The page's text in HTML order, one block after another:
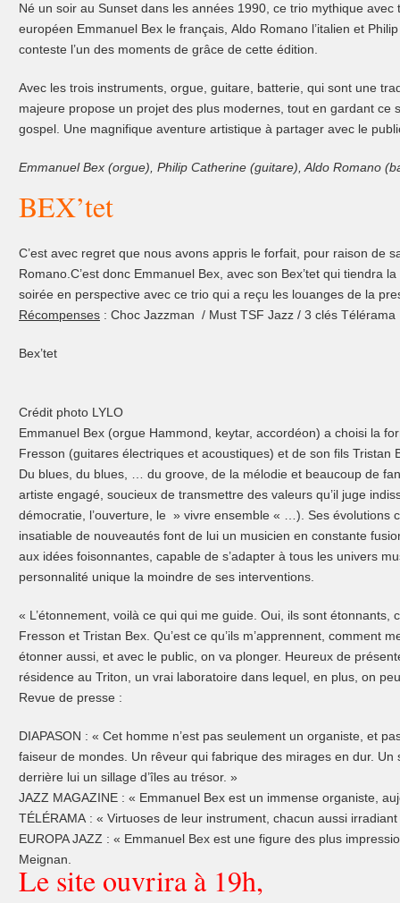
Né un soir au Sunset dans les années 1990, ce trio mythique
européen Emmanuel Bex le français, Aldo Romano l’italien et
conteste l’un des moments de grâce de cette édition.
Avec les trois instruments, orgue, guitare, batterie, qui sont une
majeure propose un projet des plus modernes, tout en gardant ce
gospel. Une magnifique aventure artistique à partager avec le
Emmanuel Bex (orgue), Philip Catherine (guitare), Aldo Romano
BEX’tet
C’est avec regret que nous avons appris le forfait, pour raison de
Romano.C’est donc Emmanuel Bex, avec son Bex’tet qui tiendra
soirée en perspective avec ce trio qui a reçu les louanges de la
Récompenses : Choc Jazzman / Must TSF Jazz / 3 clés Télérama
Bex’tet
Crédit photo LYLO
Emmanuel Bex (orgue Hammond, keytar, accordéon) a choisi la
Fresson (guitares électriques et acoustiques) et de son fils Tristan
Du blues, du blues, … du groove, de la mélodie et beaucoup de
artiste engagé, soucieux de transmettre des valeurs qu’il juge
démocratie, l’ouverture, le » vivre ensemble « …). Ses évolutions
insatiable de nouveautés font de lui un musicien en constante
aux idées foisonnantes, capable de s’adapter à tous les univers
personnalité unique la moindre de ses interventions.
« L’étonnement, voilà ce qui qui me guide. Oui, ils sont étonnants,
Fresson et Tristan Bex. Qu’est ce qu’ils m’apprennent, comment
étonner aussi, et avec le public, on va plonger. Heureux de
résidence au Triton, un vrai laboratoire dans lequel, en plus, on
Revue de presse :
DIAPASON : « Cet homme n’est pas seulement un organiste, et
faiseur de mondes. Un rêveur qui fabrique des mirages en dur. Un
derrière lui un sillage d’îles au trésor. »
JAZZ MAGAZINE : « Emmanuel Bex est un immense organiste,
TÉLÉRAMA : « Virtuoses de leur instrument, chacun aussi irradiant
EUROPA JAZZ : « Emmanuel Bex est une figure des plus
Meignan.
Le site ouvrira à 19h,